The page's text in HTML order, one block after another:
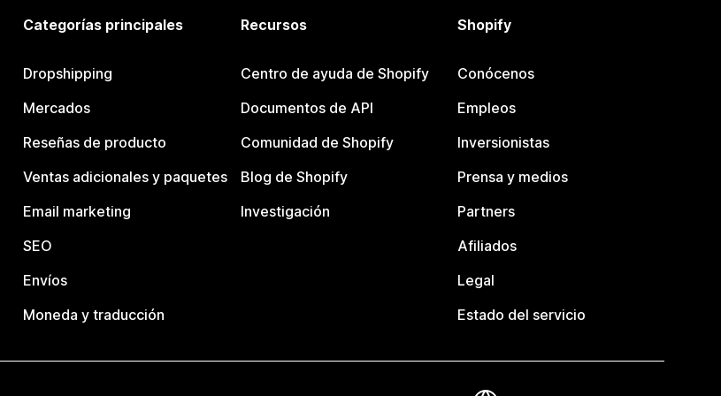
Categorías principales
Dropshipping
Mercados
Reseñas de producto
Ventas adicionales y paquetes
Email marketing
SEO
Envíos
Moneda y traducción
Recursos
Centro de ayuda de Shopify
Documentos de API
Comunidad de Shopify
Blog de Shopify
Investigación
Shopify
Conócenos
Empleos
Inversionistas
Prensa y medios
Partners
Afiliados
Legal
Estado del servicio